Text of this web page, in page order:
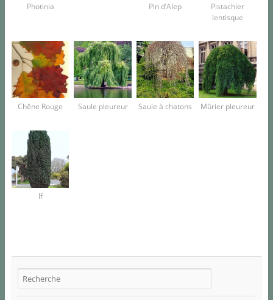
Photinia Pin d’Alep
Pistachier
lentisque
Chêne Rouge Saule pleureur Saule à chatons Mûrier pleureur
If